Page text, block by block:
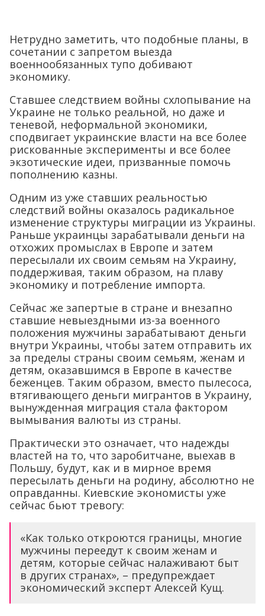
Нетрудно заметить, что подобные планы, в
сочетании с запретом выезда
военнообязанных тупо добивают
экономику.
Ставшее следствием войны схлопывание на
Украине не только реальной, но даже и
теневой, неформальной экономики,
сподвигает украинские власти на все более
рискованные эксперименты и все более
экзотические идеи, призванные помочь
пополнению казны.
Одним из уже ставших реальностью
следствий войны оказалось радикальное
изменение структуры миграции из Украины.
Раньше украинцы зарабатывали деньги на
отхожих промыслах в Европе и затем
пересылали их своим семьям на Украину,
поддерживая, таким образом, на плаву
экономику и потребление импорта.
Сейчас же запертые в стране и внезапно
ставшие невыездными из-за военного
положения мужчины зарабатывают деньги
внутри Украины, чтобы затем отправить их
за пределы страны своим семьям, женам и
детям, оказавшимся в Европе в качестве
беженцев. Таким образом, вместо пылесоса,
втягивающего деньги мигрантов в Украину,
вынужденная миграция стала фактором
вымывания валюты из страны.
Практически это означает, что надежды
властей на то, что заробитчане, выехав в
Польшу, будут, как и в мирное время
пересылать деньги на родину, абсолютно не
оправданны. Киевские экономисты уже
сейчас бьют тревогу:
«Как только откроются границы, многие
мужчины переедут к своим женам и
детям, которые сейчас налаживают быт
в других странах», – предупреждает
экономический эксперт Алексей Кущ.